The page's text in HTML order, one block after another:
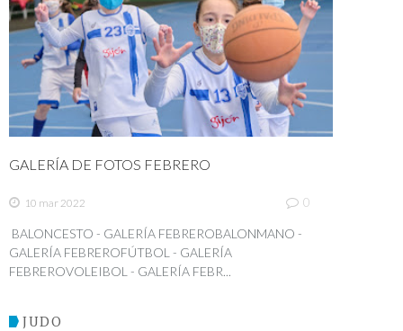
GALERÍA DE FOTOS FEBRERO
10 mar 2022 0
BALONCESTO - GALERÍA FEBREROBALONMANO -
GALERÍA FEBREROFÚTBOL - GALERÍA
FEBREROVOLEIBOL - GALERÍA FEBR...
JUDO